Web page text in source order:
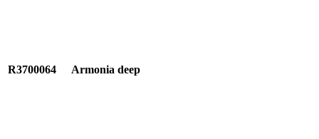
R3700064 Armonia deep